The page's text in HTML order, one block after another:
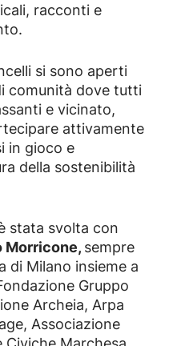
racconti e
si sono aperti
comunità dove tutti
e vicinato,
attivamente
in gioco e
della sostenibilità
stata svolta con
Morricone, sempre
di Milano insieme a
Gruppo
Archeia, Arpa
Associazione